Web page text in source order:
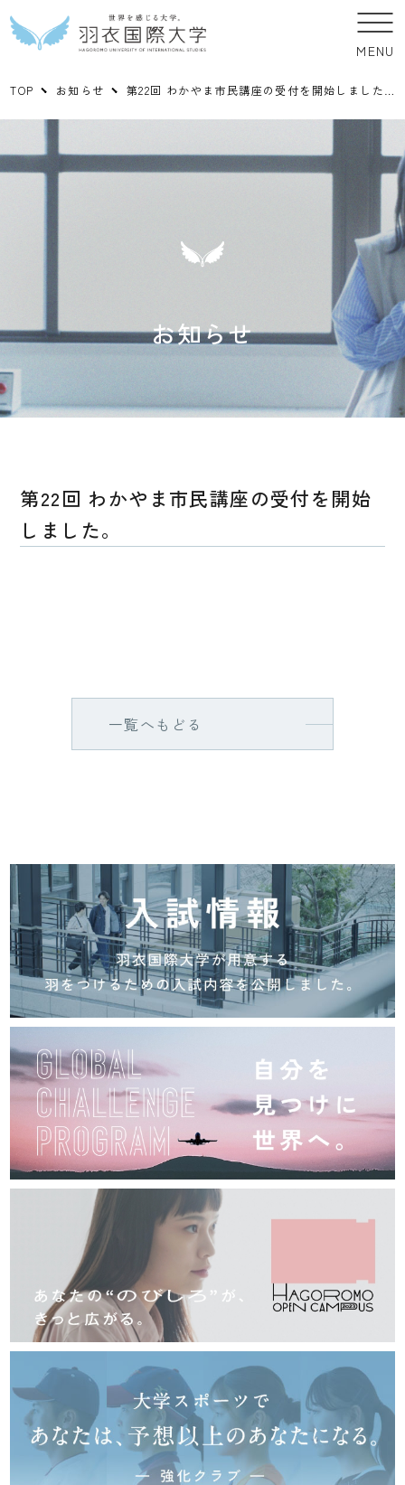
MENU
TOP お知らせ 第22回 わかやま市民講座の受付を開始しました。
お知らせ
第22回 わかやま市民講座の受付を開始
しました。
一覧へもどる